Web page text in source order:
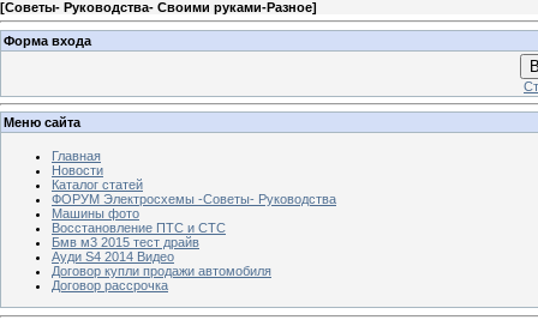
[Советы- Руководства- Своими руками-Разное]
Форма входа
Меню сайта
Главная
Новости
Каталог статей
ФОРУМ Электросхемы -Советы- Руководства
Машины фото
Восстановление ПТС и СТС
Бмв м3 2015 тест драйв
Ауди S4 2014 Видео
Договор купли продажи автомобиля
Договор рассрочка